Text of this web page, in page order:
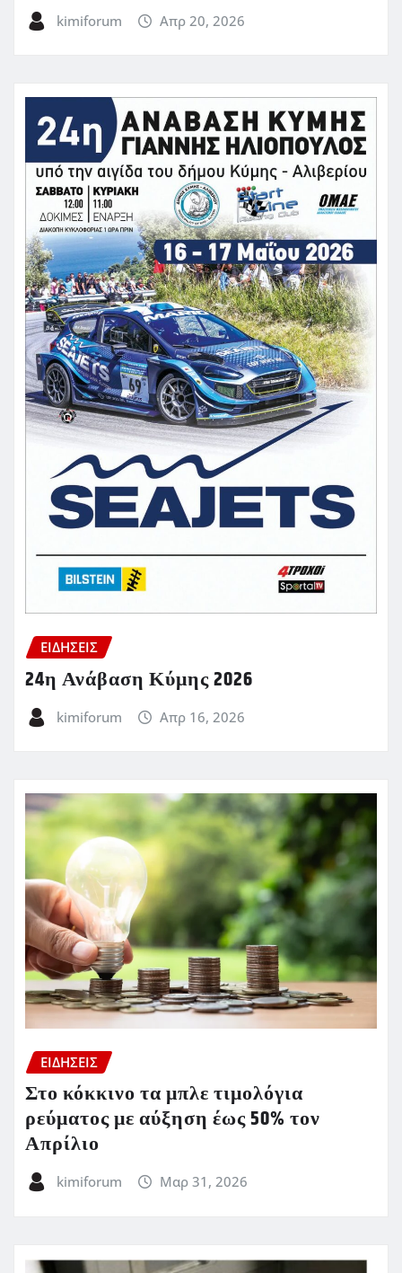
kimiforum Απρ 20, 2026
ΕΙΔΗΣΕΙΣ
24η Ανάβαση Κύμης 2026
kimiforum Απρ 16, 2026
ΕΙΔΗΣΕΙΣ
Στο κόκκινο τα μπλε τιμολόγια
ρεύματος με αύξηση έως 50% τον
Απρίλιο
kimiforum Μαρ 31, 2026